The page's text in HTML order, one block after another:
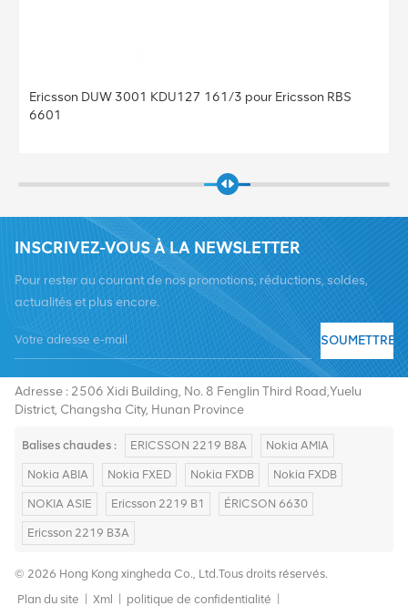
Ericsson DUW 3001 KDU127 161/3 pour Ericsson RBS
6601
INSCRIVEZ-VOUS À LA NEWSLETTER
Pour rester au courant de nos promotions, réductions, soldes,
actualités et plus encore.
SOUMETTRE
Tél :+8619376997331
Adresse : 2506 Xidi Building, No. 8 Fenglin Third Road,Yuelu
District, Changsha City, Hunan Province
Balises chaudes : ERICSSON 2219 B8A Nokia AMIA
Nokia ABIA Nokia FXED Nokia FXDB Nokia FXDB
NOKIA ASIE Ericsson 2219 B1 ÉRICSON 6630
Ericsson 2219 B3A
© 2026 Hong Kong xingheda Co., Ltd.Tous droits réservés.
Plan du site
Xml politique de confidentialité